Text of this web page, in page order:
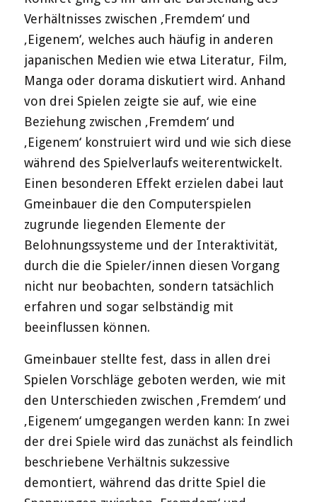
Verhältnisses zwischen ‚Fremdem‘ und
‚Eigenem‘, welches auch häufig in anderen
japanischen Medien wie etwa Literatur, Film,
Manga oder dorama diskutiert wird. Anhand
von drei Spielen zeigte sie auf, wie eine
Beziehung zwischen ‚Fremdem‘ und
‚Eigenem‘ konstruiert wird und wie sich diese
während des Spielverlaufs weiterentwickelt.
Einen besonderen Effekt erzielen dabei laut
Gmeinbauer die den Computerspielen
zugrunde liegenden Elemente der
Belohnungssysteme und der Interaktivität,
durch die die Spieler/innen diesen Vorgang
nicht nur beobachten, sondern tatsächlich
erfahren und sogar selbständig mit
beeinflussen können.
Gmeinbauer stellte fest, dass in allen drei
Spielen Vorschläge geboten werden, wie mit
den Unterschieden zwischen ‚Fremdem‘ und
‚Eigenem‘ umgegangen werden kann: In zwei
der drei Spiele wird das zunächst als feindlich
beschriebene Verhältnis sukzessive
demontiert, während das dritte Spiel die